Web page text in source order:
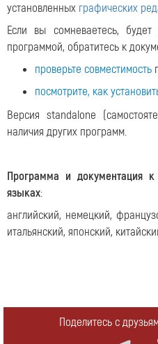
установленных графических
Если вы сомневаетесь,
программой, обратитесь к
проверьте совместимость
посмотрите, как
Версия standalone
наличия других программ.
Программа и документация
языках:
английский, немецкий,
итальянский, японский,
Поделитесь с